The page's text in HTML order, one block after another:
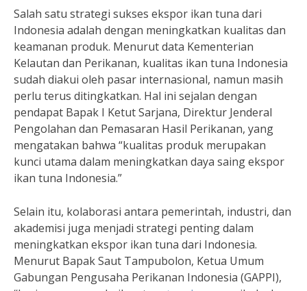
Salah satu strategi sukses ekspor ikan tuna dari
Indonesia adalah dengan meningkatkan kualitas dan
keamanan produk. Menurut data Kementerian
Kelautan dan Perikanan, kualitas ikan tuna Indonesia
sudah diakui oleh pasar internasional, namun masih
perlu terus ditingkatkan. Hal ini sejalan dengan
pendapat Bapak I Ketut Sarjana, Direktur Jenderal
Pengolahan dan Pemasaran Hasil Perikanan, yang
mengatakan bahwa “kualitas produk merupakan
kunci utama dalam meningkatkan daya saing ekspor
ikan tuna Indonesia.”
Selain itu, kolaborasi antara pemerintah, industri, dan
akademisi juga menjadi strategi penting dalam
meningkatkan ekspor ikan tuna dari Indonesia.
Menurut Bapak Saut Tampubolon, Ketua Umum
Gabungan Pengusaha Perikanan Indonesia (GAPPI),